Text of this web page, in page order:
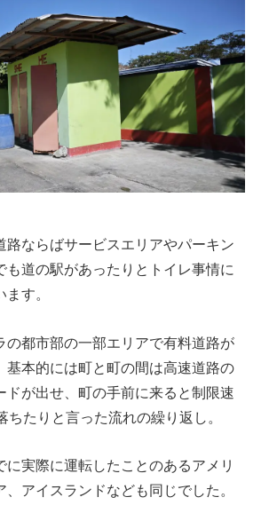
路ならばサービスエリアやパーキン
も道の駅があったりとトイレ事情に
す。
の都市部の一部エリアで有料道路が
基本的には町と町の間は高速道路の
ドが出せ、町の手前に来ると制限速
ちたりと言った流れの繰り返し。
に実際に運転したことのあるアメリ
、アイスランドなども同じでした。